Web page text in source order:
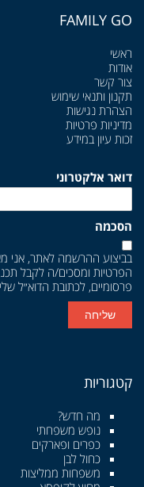
FAMILY GO
ראשי
אודות
צור קשר
תקנון ותנאי שימוש
הצהרת נגישות
מדיניות פרטיות
זכות עיון במידע
דואר אלקטרוני
הסכמה
בביצוע ההרשמה לאתר, אני
הפרטיות ומסכים/ה לקבל
פרסומיים, לכתובת הדוא״ל
שליחה
קטגוריות
מה חדש?
נופש משפחתי
כפרים ופארקים
כחול לבן
משפחות ממליצות